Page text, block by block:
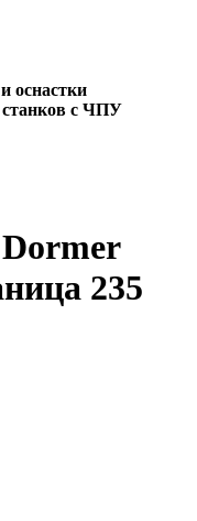
оснастки
с ЧПУ
235